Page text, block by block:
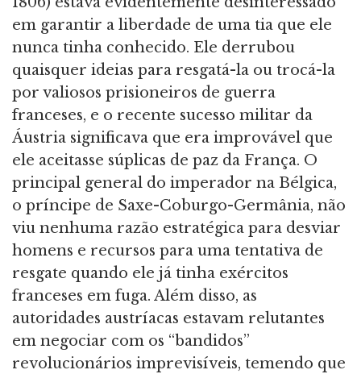
em garantir a liberdade de uma tia que ele
nunca tinha conhecido. Ele derrubou
quaisquer ideias para resgatá-la ou trocá-la
por valiosos prisioneiros de guerra
franceses, e o recente sucesso militar da
Áustria significava que era improvável que
ele aceitasse súplicas de paz da França. O
principal general do imperador na Bélgica,
o príncipe de Saxe-Coburgo-Germânia, não
viu nenhuma razão estratégica para desviar
homens e recursos para uma tentativa de
resgate quando ele já tinha exércitos
franceses em fuga. Além disso, as
autoridades austríacas estavam relutantes
em negociar com os “bandidos”
revolucionários imprevisíveis, temendo que